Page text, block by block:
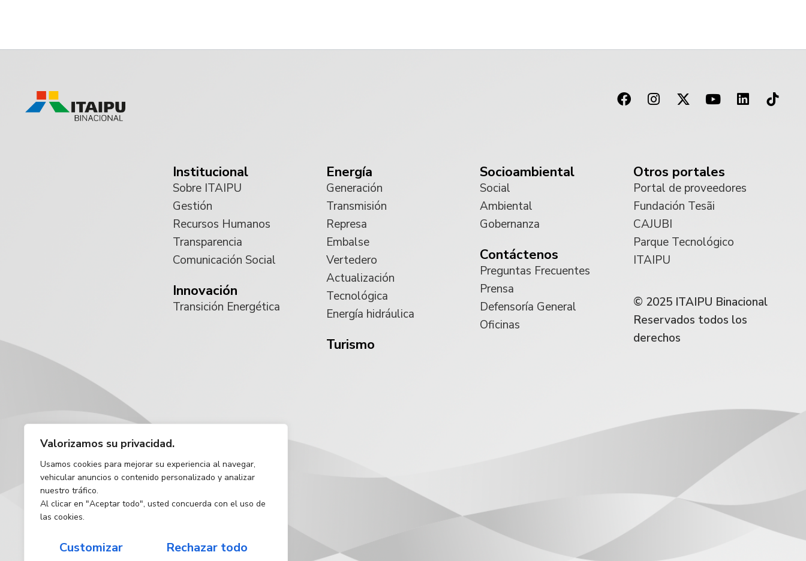
Valorizamos su privacidad.
Usamos cookies para mejorar su experiencia al navegar,
vehicular anuncios o contenido personalizado y analizar
nuestro tráfico.
Al clicar en "Aceptar todo", usted concuerda con el uso de
las cookies.
Customizar Rechazar todo
Institucional
Sobre ITAIPU
Gestión
Recursos Humanos
Transparencia
Comunicación Social
Innovación
Transición Energética
Energía
Generación
Transmisión
Represa
Embalse
Vertedero
Actualización
Tecnológica
Energía hidráulica
Turismo
Socioambiental
Social
Ambiental
Gobernanza
Contáctenos
Preguntas Frecuentes
Prensa
Defensoría General
Oficinas
Otros portales
Portal de proveedores
Fundación Tesãi
CAJUBI
Parque Tecnológico
ITAIPU
© 2025 ITAIPU Binacional
Reservados todos los
derechos